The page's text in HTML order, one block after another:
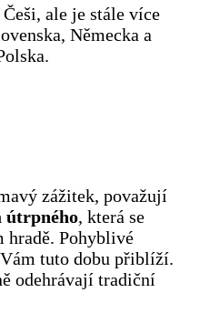
ale je stále více
Německa a
zážitek, považují
útrpného, která se
hradě. Pohyblivé
tuto dobu přiblíží.
odehrávají tradiční